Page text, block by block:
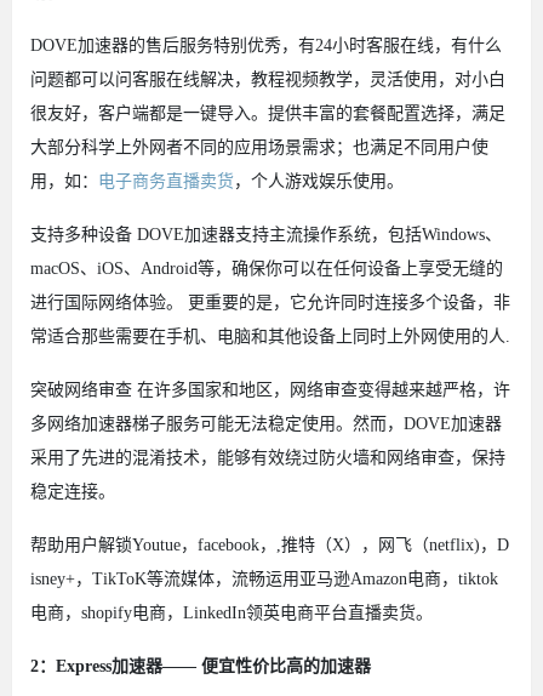
DOVE加速器的售后服务特别优秀，有24小时客服在线，有什么
问题都可以问客服在线解决，教程视频教学，灵活使用，对小白
很友好，客户端都是一键导入。提供丰富的套餐配置选择，满足
大部分科学上外网者不同的应用场景需求；也满足不同用户使
用，如： 电子商务直播卖货，个人游戏娱乐使用。
支持多种设备 DOVE加速器支持主流操作系统，包括Windows、
macOS、iOS、Android等，确保你可以在任何设备上享受无缝的
进行国际网络体验。 更重要的是，它允许同时连接多个设备，非
常适合那些需要在手机、电脑和其他设备上同时上外网使用的人.
突破网络审查 在许多国家和地区，网络审查变得越来越严格，许
多网络加速器梯子服务可能无法稳定使用。然而，DOVE加速器
采用了先进的混淆技术，能够有效绕过防火墙和网络审查，保持
稳定连接。
帮助用户解锁Youtue，facebook，,推特（X），网飞（netflix)，D
isney+，TikToK等流媒体，流畅运用亚马逊Amazon电商，tiktok
电商，shopify电商，LinkedIn领英电商平台直播卖货。
2：Express加速器—— 便宜性价比高的加速器